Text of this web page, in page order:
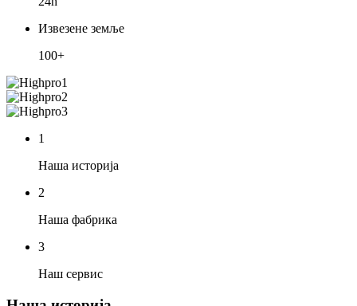
Извезене земље
100+
1
Наша историја
2
Наша фабрика
3
Наш сервис